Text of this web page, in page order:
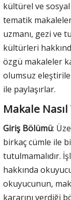
kültürel ve
tematik
uzmanı, gezi ve
kültürleri
özgü makaleler
olumsuz
ile paylaşırlar.
Makale Nasıl
Giriş Bölümü:
birkaç cümle ile
tutulmamalıdır.
hakkında
okuyucunun,
kararını verdiği